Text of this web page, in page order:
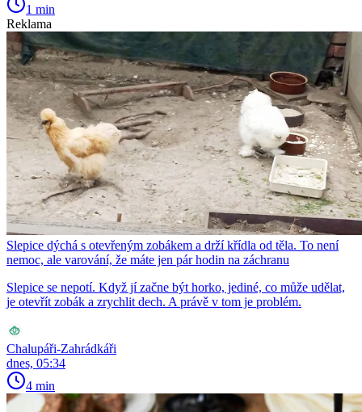
1 min
Reklama
Slepice dýchá s otevřeným zobákem a drží křídla od těla. To není
nemoc, ale varování, že máte jen pár hodin na záchranu
Slepice se nepotí. Když jí začne být horko, jediné, co může udělat,
je otevřít zobák a zrychlit dech. A právě v tom je problém.
Chalupáři-Zahrádkáři
dnes, 05:34
4 min